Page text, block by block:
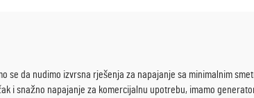
da nudimo izvrsna rješenja za napajanje sa minimalnim
i snažno napajanje za komercijalnu upotrebu, imamo